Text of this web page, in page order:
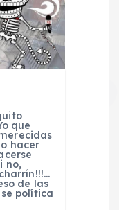
que
hacer
no,
de las
política